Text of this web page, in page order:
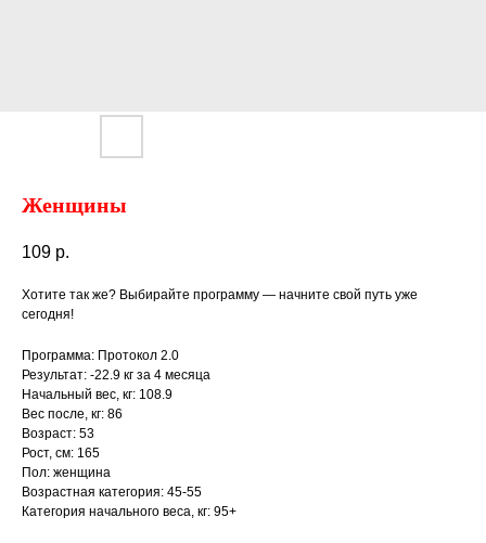
Женщины
109 р.
Хотите так же? Выбирайте программу — начните свой путь уже
сегодня!
Программа: Протокол 2.0
Результат: -22.9 кг за 4 месяца
Начальный вес, кг: 108.9
Вес после, кг: 86
Возраст: 53
Рост, см: 165
Пол: женщина
Возрастная категория: 45-55
Категория начального веса, кг: 95+